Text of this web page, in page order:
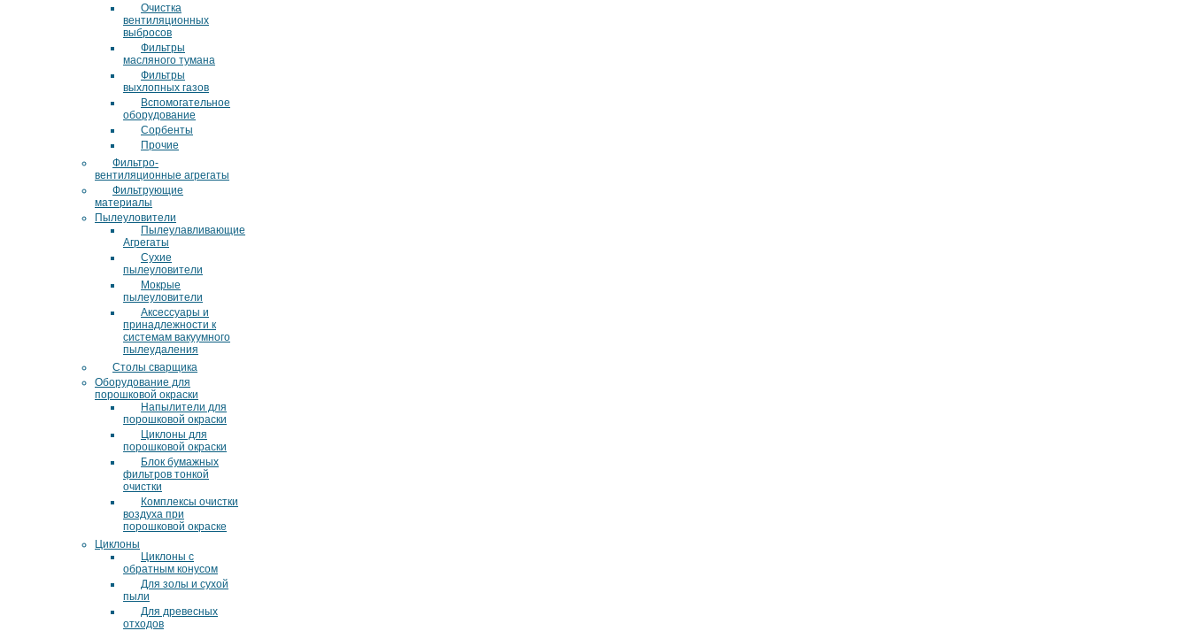
Очистка
вентиляционных
выбросов
Фильтры
масляного тумана
Фильтры
выхлопных газов
Вспомогательное
оборудование
Сорбенты
Прочие
Фильтро-
вентиляционные агрегаты
Фильтрующие
материалы
Пылеуловители
Пылеулавливающие
Агрегаты
Сухие
пылеуловители
Мокрые
пылеуловители
Аксессуары и
принадлежности к
системам вакуумного
пылеудаления
Столы сварщика
Оборудование для
порошковой окраски
Напылители для
порошковой окраски
Циклоны для
порошковой окраски
Блок бумажных
фильтров тонкой
очистки
Комплексы очистки
воздуха при
порошковой окраске
Циклоны
Циклоны с
обратным конусом
Для золы и сухой
пыли
Для древесных
отходов